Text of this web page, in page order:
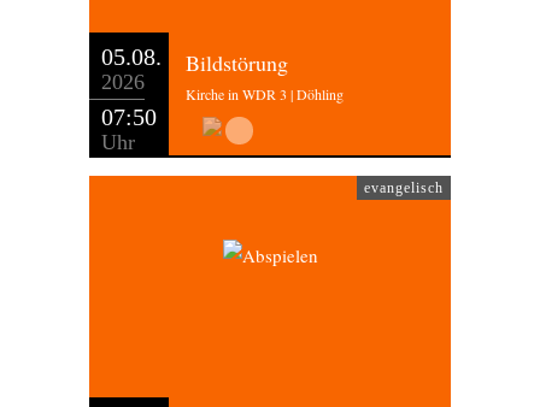
05.08.
2026
07:50
Uhr
Bildstörung
Kirche in WDR 3 | Döhling
evangelisch